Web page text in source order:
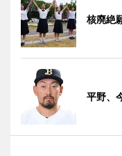
核廃絶
平野、